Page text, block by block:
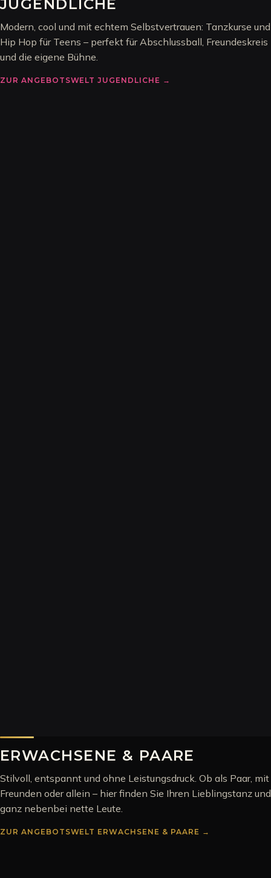
JUGENDLICHE
Modern, cool und mit echtem Selbstvertrauen: Tanzkurse und
Hip Hop für Teens – perfekt für Abschlussball, Freundeskreis
und die eigene Bühne.
ZUR ANGEBOTSWELTJUGENDLICHE →
ERWACHSENE & PAARE
Stilvoll, entspannt und ohne Leistungsdruck. Ob als Paar, mit
Freunden oder allein – hier finden Sie Ihren Lieblingstanz und
ganz nebenbei nette Leute.
ZUR ANGEBOTSWELT ERWACHSENE & PAARE →